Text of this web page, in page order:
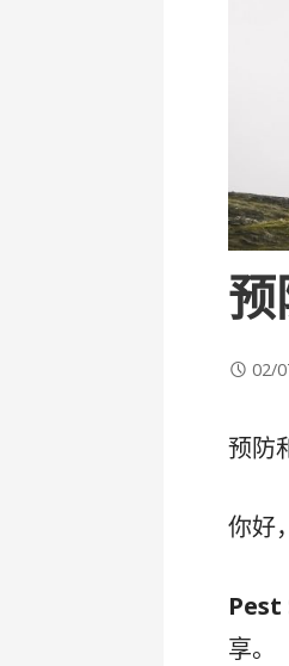
02/
预防
你好
Pest
享。